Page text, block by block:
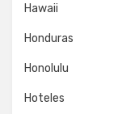
Hawaii
Honduras
Honolulu
Hoteles